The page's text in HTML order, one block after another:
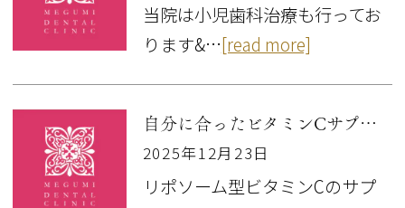
当院は小児歯科治療も行ってお
ります&…[read more]
自分に合ったビタミンCサプリを🍋
2025年12月23日
リポソーム型ビタミンCのサプ